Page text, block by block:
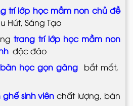
trí lớp học mầm non chủ đề
Hút, Sáng Tạo
trang trí lớp học mầm non
độc đáo
học gọn gàng bắt mắt,
sinh viên chất lượng, bán